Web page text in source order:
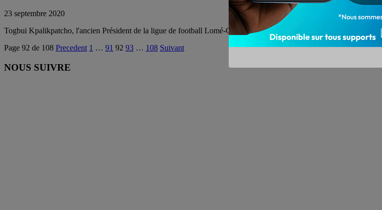
23 septembre 2020
Togbui Kpalikpatcho, l'ancien Président de la ligue de football Lomé-Golfe, est en route pour retrouver son fauteuil. Il
Page 92 de 108 Precedent 1 … 91 92 93 … 108 Suivant
NOUS SUIVRE